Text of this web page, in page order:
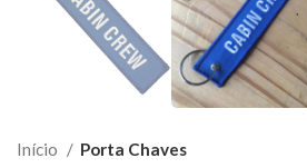
Início Porta Chaves